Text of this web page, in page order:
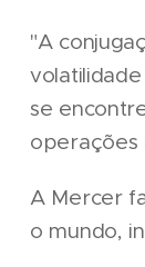
"A
se
operações
A Mercer
o mundo,